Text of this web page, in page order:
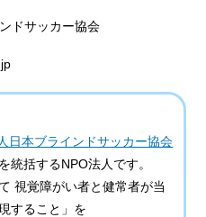
ドサッカー協会
日本ブラインドサッカー協会
統括するNPO法人です。
視覚障がい者と健常者が当
すること」を